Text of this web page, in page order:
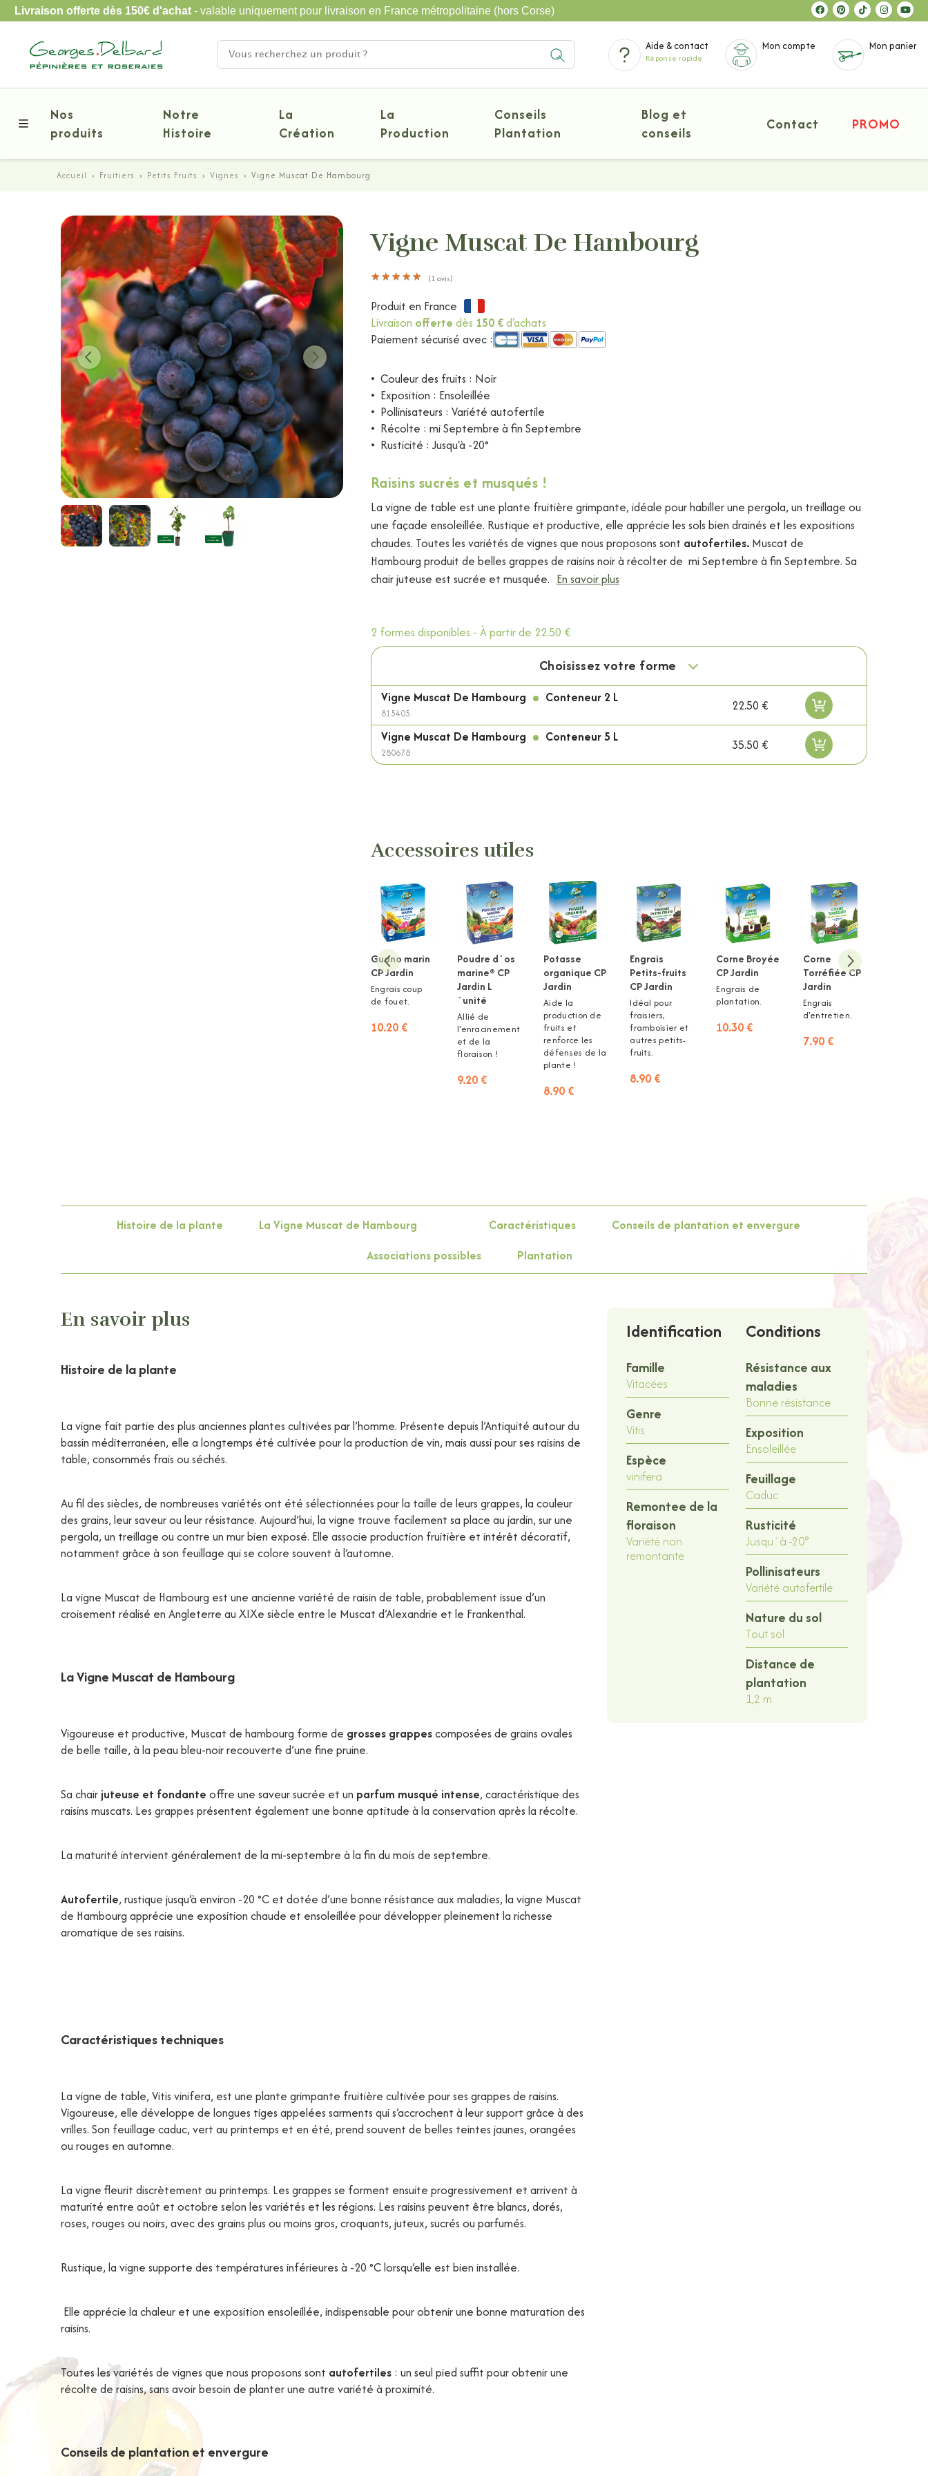
Livraison offerte dès 150€ d'achat - valable uniquement pour livraison en France métropolitaine (hors Corse)
Aide & contact
Réponse rapide
Mon compte Mon panier
Nos
produits
Notre
Histoire
La
Création
La
Production
Conseils
Plantation
Blog et
conseils
Contact PROMO
Accueil › Fruitiers › Petits Fruits › Vignes › Vigne Muscat De Hambourg
Vigne Muscat De Hambourg
★ ★ ★ ★ ★
★ ★ ★ ★ ★ (1avis)
Produit en France
Livraison offerte dès 150 €d'achats
Paiement sécurisé avec :
• Couleur des fruits : Noir
• Exposition : Ensoleillée
• Pollinisateurs : Variété autofertile
• Récolte : mi Septembre à fin Septembre
• Rusticité : Jusqu'à -20°
Raisins sucrés et musqués !
La vigne de table est une plante fruitière grimpante, idéale pour habiller une pergola, un treillage ou
une façade ensoleillée. Rustique et productive, elle apprécie les sols bien drainés et les expositions
chaudes. Toutes les variétés de vignes que nous proposons sont autofertiles.Muscat de
Hambourg produit de belles grappes de raisins noir à récolter de mi Septembre à fin Septembre. Sa
chair juteuse est sucrée et musquée. En savoir plus
2 formes disponibles - À partir de 22.50 €
Choisissez votre forme
Vigne Muscat De Hambourg Conteneur 2 L
815405
22.50 €
Vigne Muscat De Hambourg
Conteneur 5 L
280678 35.50 €
Accessoires utiles
Guano marin
CP Jardin
Engrais coup
de fouet.
10.20 €
Poudre d´os
marine® CP
Jardin L
´unité
Allié de
l'enracinement
et de la
floraison !
9.20 €
Potasse
organique CP
Jardin
Aide la
production de
fruits et
renforce les
défenses de la
plante !
8.90 €
Engrais
Petits-fruits
CP Jardin
Idéal pour
fraisiers,
framboisier et
autres petits-
fruits.
8.90 €
Corne Broyée
CP Jardin
Engrais de
plantation.
10.30 €
Corne
Torréfiée CP
Jardin
Engrais
d'entretien.
7.90 €
Histoire de la plante La Vigne Muscat de Hambourg Caractéristiques
Conseils de plantation et envergure
Associations possibles
Plantation
En savoir plus
Histoire de la plante
La vigne fait partie des plus anciennes plantes cultivées par l’homme. Présente depuis l’Antiquité autour du
bassin méditerranéen, elle a longtemps été cultivée pour la production de vin, mais aussi pour ses raisins de
table, consommés frais ou séchés.
Au fil des siècles, de nombreuses variétés ont été sélectionnées pour la taille de leurs grappes, la couleur
des grains, leur saveur ou leur résistance. Aujourd’hui, la vigne trouve facilement sa place au jardin, sur une
pergola, un treillage ou contre un mur bien exposé. Elle associe production fruitière et intérêt décoratif,
notamment grâce à son feuillage qui se colore souvent à l’automne.
La vigne Muscat de Hambourg est une ancienne variété de raisin de table, probablement issue d’un
croisement réalisé en Angleterre au XIXe siècle entre le Muscat d’Alexandrie et le Frankenthal.
La Vigne Muscat de Hambourg
Vigoureuse et productive, Muscat de hambourg forme de grosses grappescomposées de grains ovales
de belle taille, à la peau bleu-noir recouverte d’une fine pruine.
Sa chair juteuse et fondante offre une saveur sucrée et un parfum musqué intense, caractéristique des
raisins muscats. Les grappes présentent également une bonne aptitude à la conservation après la récolte.
La maturité intervient généralement de la mi-septembre à la fin du mois de septembre.
Autofertile, rustique jusqu’à environ -20 °C et dotée d’une bonne résistance aux maladies, la vigne Muscat
de Hambourg apprécie une exposition chaude et ensoleillée pour développer pleinement la richesse
aromatique de ses raisins.
Caractéristiques techniques
La vigne de table, Vitis vinifera, est une plante grimpante fruitière cultivée pour ses grappes de raisins.
Vigoureuse, elle développe de longues tiges appelées sarments qui s’accrochent à leur support grâce à des
vrilles. Son feuillage caduc, vert au printemps et en été, prend souvent de belles teintes jaunes, orangées
ou rouges en automne.
La vigne fleurit discrètement au printemps. Les grappes se forment ensuite progressivement et arrivent à
maturité entre août et octobre selon les variétés et les régions. Les raisins peuvent être blancs, dorés,
roses, rouges ou noirs, avec des grains plus ou moins gros, croquants, juteux, sucrés ou parfumés.
Rustique, la vigne supporte des températures inférieures à -20 °C lorsqu’elle est bien installée.
Elle apprécie la chaleur et une exposition ensoleillée, indispensable pour obtenir une bonne maturation des
raisins.
Toutes les variétés de vignes que nous proposons sont autofertiles : un seul pied suffit pour obtenir une
récolte de raisins, sans avoir besoin de planter une autre variété à proximité.
Conseils de plantation et envergure
Identification
Famille
Vitacées
Genre
Vitis
Espèce
vinifera
Remontee de la
floraison
Variété non
remontante
Conditions
Résistance aux
maladies
Bonne résistance
Exposition
Ensoleillée
Feuillage
Caduc
Rusticité
Jusqu´à -20°
Pollinisateurs
Variété autofertile
Nature du sol
Tout sol
Distance de
plantation
1,2 m